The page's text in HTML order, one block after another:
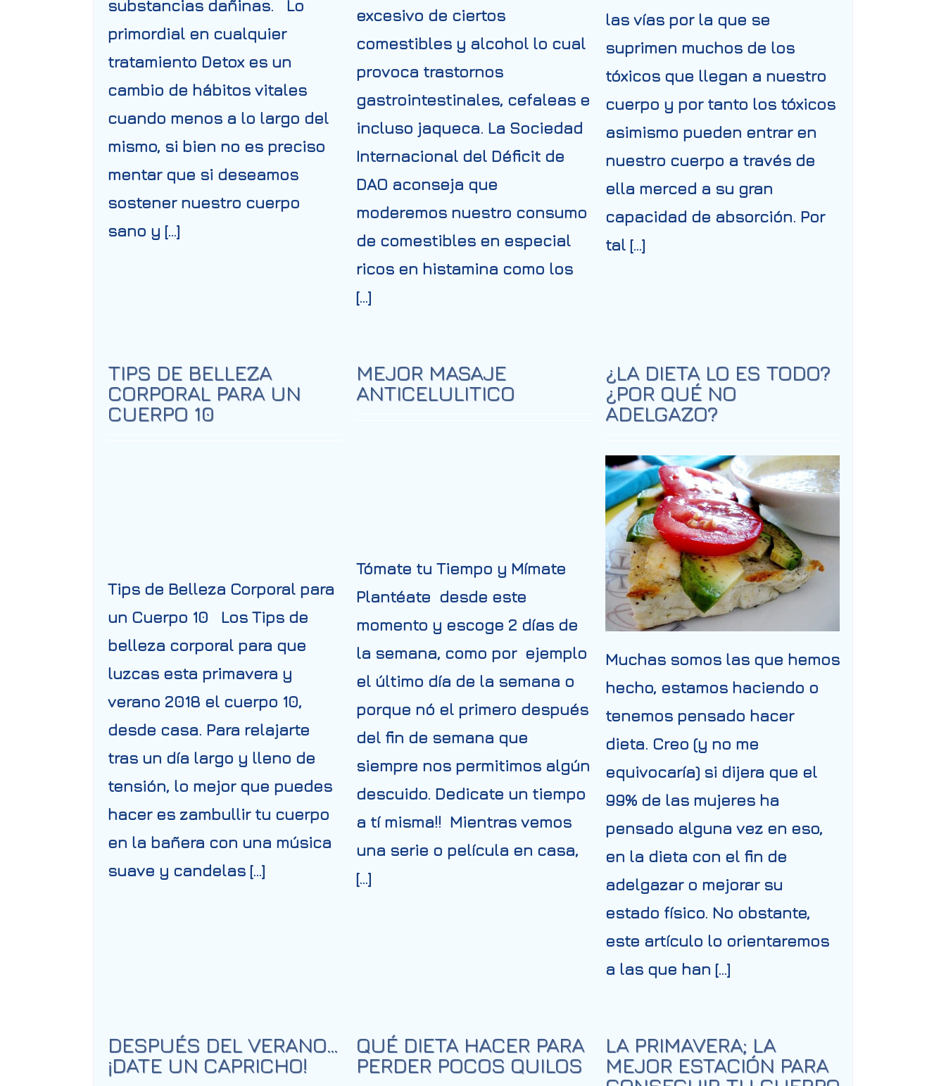
substancias dañinas. Lo
primordial en cualquier
tratamiento Detox es un
cambio de hábitos vitales
cuando menos a lo largo del
mismo, si bien no es preciso
mentar que si deseamos
sostener nuestro cuerpo
sano y […]
excesivo de ciertos
comestibles y alcohol lo cual
provoca trastornos
gastrointestinales, cefaleas e
incluso jaqueca. La Sociedad
Internacional del Déficit de
DAO aconseja que
moderemos nuestro consumo
de comestibles en especial
ricos en histamina como los
[…]
las vías por la que se
suprimen muchos de los
tóxicos que llegan a nuestro
cuerpo y por tanto los tóxicos
asimismo pueden entrar en
nuestro cuerpo a través de
ella merced a su gran
capacidad de absorción. Por
tal […]
TIPS DE BELLEZA
CORPORAL PARA UN
CUERPO 10
Tips de Belleza Corporal para
un Cuerpo 10 Los Tips de
belleza corporal para que
luzcas esta primavera y
verano 2018 el cuerpo 10,
desde casa. Para relajarte
tras un día largo y lleno de
tensión, lo mejor que puedes
hacer es zambullir tu cuerpo
en la bañera con una música
suave y candelas […]
MEJOR MASAJE
ANTICELULITICO
Tómate tu Tiempo y Mímate
Plantéate desde este
momento y escoge 2 días de
la semana, como por ejemplo
el último día de la semana o
porque nó el primero después
del fin de semana que
siempre nos permitimos algún
descuido. Dedicate un tiempo
a tí misma!! Mientras vemos
una serie o película en casa,
[…]
¿LA DIETA LO ES TODO?
¿POR QUÉ NO
ADELGAZO?
Muchas somos las que hemos
hecho, estamos haciendo o
tenemos pensado hacer
dieta. Creo (y no me
equivocaría) si dijera que el
99% de las mujeres ha
pensado alguna vez en eso,
en la dieta con el fin de
adelgazar o mejorar su
estado físico. No obstante,
este artículo lo orientaremos
a las que han […]
DESPUÉS DEL VERANO…
¡DATE UN CAPRICHO!
QUÉ DIETA HACER PARA
PERDER POCOS QUILOS
LA PRIMAVERA; LA
MEJOR ESTACIÓN PARA